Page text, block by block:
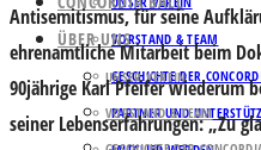
VORSTAND & TEAM
GESCHICHTE DER
PARTNER UND
ÜBER UNS
UNSER VEREIN
VORSTAND & TEAM
Antisemitismus, für seine
ehrenamtliche Mitarbeit beim
90jährige Karl Pfeifer wiederum
seiner Lebenserfahrungen: „Zu